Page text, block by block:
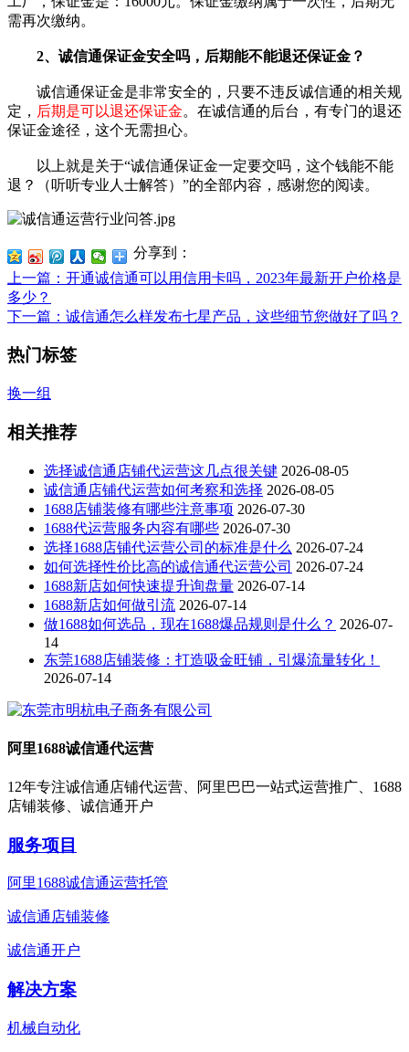
需再次缴纳。
2、诚信通保证金安全吗，后期能不能退还保证金？
诚信通保证金是非常安全的，只要不违反诚信通的相关规
定， 后期是可以退还保证金。在诚信通的后台，有专门的退还
保证金途径，这个无需担心。
以上就是关于“诚信通保证金一定要交吗，这个钱能不能
退？（听听专业人士解答）”的全部内容，感谢您的阅读。
分享到：
上一篇 ：开通诚信通可以用信用卡吗，2023年最新开户价格是
多少？
下一篇 ：诚信通怎么样发布七星产品，这些细节您做好了吗？
热门标签
换一组
相关推荐
选择诚信通店铺代运营这几点很关键 2026-08-05
诚信通店铺代运营如何考察和选择 2026-08-05
1688店铺装修有哪些注意事项 2026-07-30
1688代运营服务内容有哪些 2026-07-30
选择1688店铺代运营公司的标准是什么 2026-07-24
如何选择性价比高的诚信通代运营公司 2026-07-24
1688新店如何快速提升询盘量 2026-07-14
1688新店如何做引流 2026-07-14
做1688如何选品，现在1688爆品规则是什么？ 2026-07-
14
东莞1688店铺装修：打造吸金旺铺，引爆流量转化！
2026-07-14
阿里1688诚信通代运营
12年专注诚信通店铺代运营、阿里巴巴一站式运营推广、1688
店铺装修、诚信通开户
服务项目
阿里1688诚信通运营托管
诚信通店铺装修
诚信通开户
解决方案
机械自动化